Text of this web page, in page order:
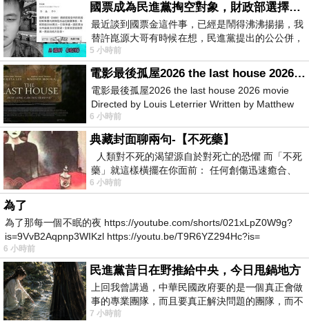
國票成為民進黨掏空對象，財政部選擇性失憶
最近談到國票金這件事，已經是鬧得沸沸揚揚，我
替許崑源大哥有時候在想，民進黨提出的公公併，
其實就是想要國庫通黨庫，鬧出最大的醜
5 小時前
電影最後孤屋2026 the last house 2026 movie
電影最後孤屋2026 the last house 2026 movie
Directed by Louis Leterrier Written by Matthew
Robinson Starring Greta Lee Wa
6 小時前
典藏封面聊兩句-【不死藥】
人類對不死的渴望源自於對死亡的恐懼 而「不死
藥」就這樣橫擺在你面前： 任何創傷迅速癒合、
停止衰老、痛覺消失…堪
6 小時前
為了
為了那每一個不眠的夜 https://youtube.com/shorts/021xLpZ0W9g?
is=9VvB2Aqpnp3WIKzl https://youtu.be/T9R6YZ294Hc?is=
6 小時前
民進黨昔日在野推給中央，今日甩鍋地方
上回我曾講過，中華民國政府要的是一個真正會做
事的專業團隊，而且要真正解決問題的團隊，而不
是只會到處甩鍋的雙標團隊，最近民進黨
7 小時前